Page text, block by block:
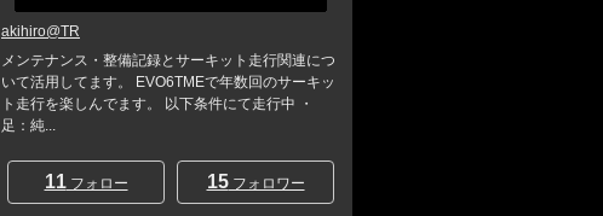
akihiro@TR
メンテナンス・整備記録とサーキット走行関連につ
いて活用してます。 EVO6TMEで年数回のサーキッ
ト走行を楽しんでます。 以下条件にて走行中 ・
足：純...
11フォロー 15フォロワー